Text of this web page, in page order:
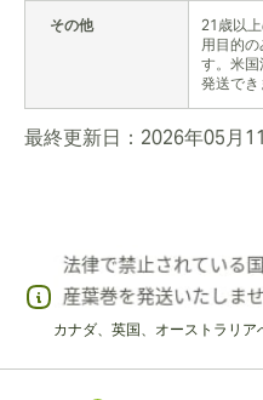
その他
21歳以
用目的
す。米
発送でき
最終更新日：2026年05月
カナダ、英国、オーストラリア